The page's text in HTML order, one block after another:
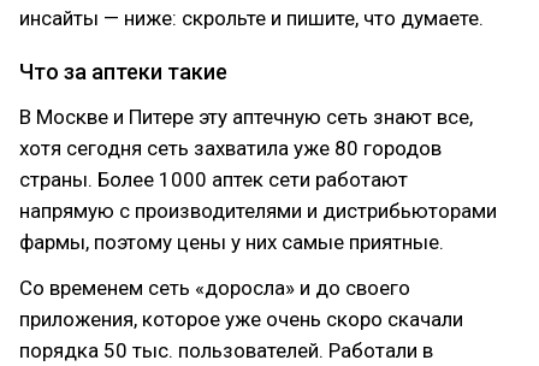
инсайты — ниже: скрольте и пишите, что думаете.
Что за аптеки такие
В Москве и Питере эту аптечную сеть знают все,
хотя сегодня сеть захватила уже 80 городов
страны. Более 1000 аптек сети работают
напрямую с производителями и дистрибьюторами
фармы, поэтому цены у них самые приятные.
Со временем сеть «доросла» и до своего
приложения, которое уже очень скоро скачали
порядка 50 тыс. пользователей. Работали в